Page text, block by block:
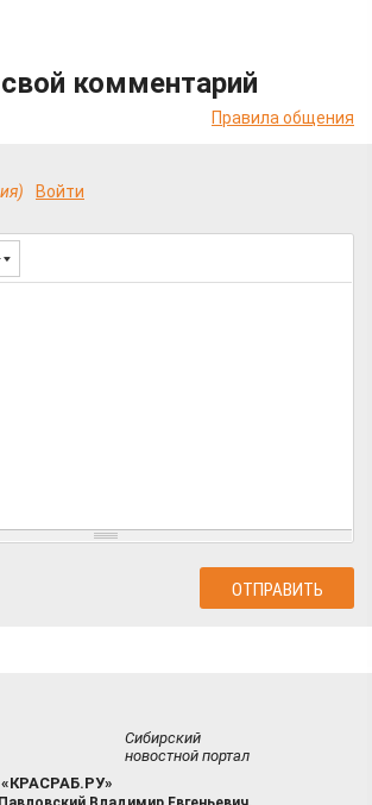
комментарий
Правила общения
Войти
Сибирский
новостной портал